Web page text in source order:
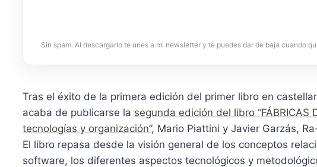
Sin spam. Al descargarlo te unes a mi newsletter y te puedes dar de baja cuando
Tras el éxito de la primera edición del primer libro en
acaba de publicarse la segunda edición del libro “FÁBRICAS
tecnologías y organización”, Mario Piattini y Javier Garzás,
El libro repasa desde la visión general de los conceptos
software, los diferentes aspectos tecnológicos y